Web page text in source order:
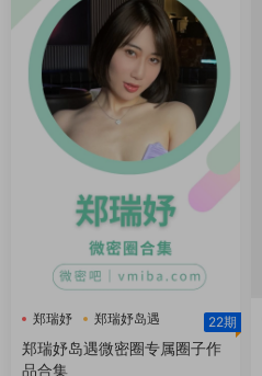
郑瑞妤
郑瑞妤岛遇
郑瑞妤微博
22期
郑瑞妤岛遇微密圈专属圈子作
品合集